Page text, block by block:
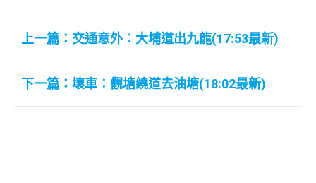
上一篇：交通意外︰大埔道出九龍(17:53最新)
下一篇：壞車︰觀塘繞道去油塘(18:02最新)